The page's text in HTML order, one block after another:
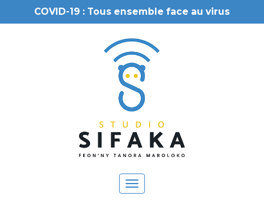
COVID-19 : Tous ensemble face au virus
Toggle
navigation